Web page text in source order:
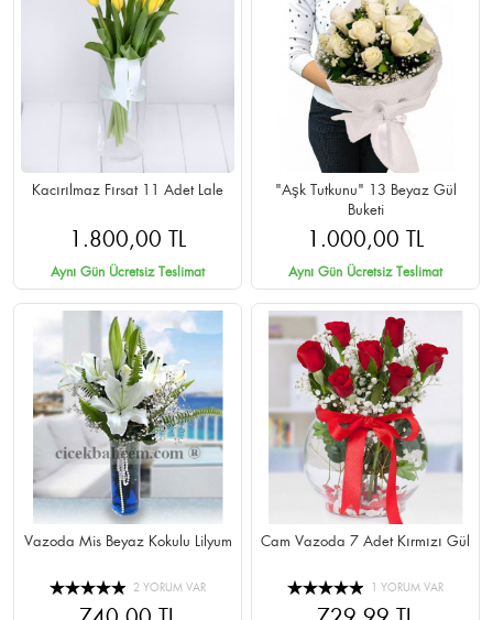
Kacırılmaz Fırsat 11 Adet Lale
1.800,00 TL
Aynı Gün Ücretsiz Teslimat
"Aşk Tutkunu" 13 Beyaz Gül
Buketi
1.000,00 TL
Aynı Gün Ücretsiz Teslimat
Vazoda Mis Beyaz Kokulu Lilyum
2 YORUM VAR
Cam Vazoda 7 Adet Kırmızı Gül
1 YORUM VAR